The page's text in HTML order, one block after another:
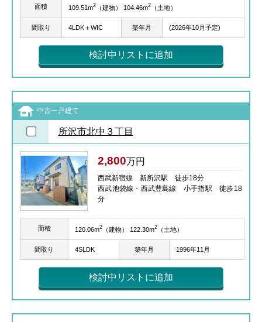
面積 109.51m2（建物） 104.46m2（土地）
間取り 4LDK＋WIC 築年月 (2026年10月予定)
検討中リストに追加
中古一戸建て
所沢市北中３丁目
2,800万円
西武新宿線 新所沢駅 徒歩18分
西武池袋線・西武豊島線 小手指駅 徒歩18
分
面積 120.06m2（建物） 122.30m2（土地）
間取り 4SLDK 築年月 1996年11月
検討中リストに追加